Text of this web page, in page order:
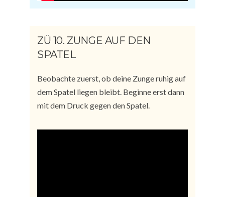
ZÜ 10. ZUNGE AUF DEN
SPATEL
Beobachte zuerst, ob deine Zunge ruhig auf
dem Spatel liegen bleibt. Beginne erst dann
mit dem Druck gegen den Spatel.